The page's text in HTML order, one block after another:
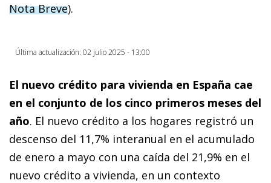
Nota Breve).
Última actualización: 02 julio 2025 - 13:00
El nuevo crédito para vivienda en España cae
en el conjunto de los cinco primeros meses del
año. El nuevo crédito a los hogares registró un
descenso del 11,7% interanual en el acumulado
de enero a mayo con una caída del 21,9% en el
nuevo crédito a vivienda, en un contexto